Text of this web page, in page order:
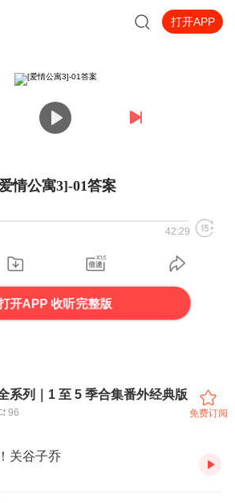
打开APP
情公寓3]-01答案
42:29
开APP 收听完整版
系列｜1 至 5 季合集番外经典版
96 免费订阅
关谷子乔